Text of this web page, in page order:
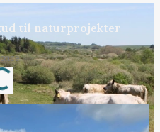
til naturprojekter